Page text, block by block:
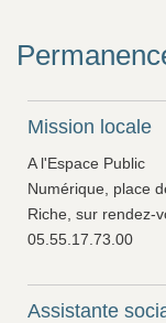
Mission locale
A l'Espace Public
Numérique, place
Riche, sur rendez-
05.55.17.73.00
Assistante